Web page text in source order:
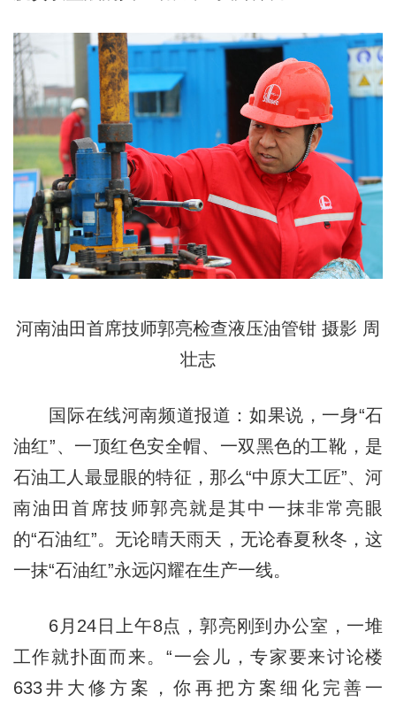
河南油田首席技师郭亮检查液压油管钳 摄影 周
壮志
国际在线河南频道报道：如果说，一身“石
油红”、一顶红色安全帽、一双黑色的工靴，是
石油工人最显眼的特征，那么“中原大工匠”、河
南油田首席技师郭亮就是其中一抹非常亮眼
的“石油红”。无论晴天雨天，无论春夏秋冬，这
一抹“石油红”永远闪耀在生产一线。
6月24日上午8点，郭亮刚到办公室，一堆
工作就扑面而来。“一会儿，专家要来讨论楼
633井大修方案，你再把方案细化完善一